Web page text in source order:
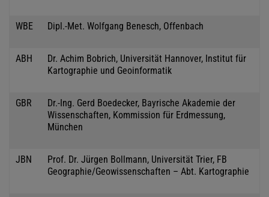
WBE Dipl.-Met. Wolfgang Benesch, Offenbach
ABH
Dr. Achim Bobrich, Universität Hannover, Institut für
Kartographie und Geoinformatik
GBR
Dr.-Ing. Gerd Boedecker, Bayrische Akademie der
Wissenschaften, Kommission für Erdmessung,
München
JBN
Prof. Dr. Jürgen Bollmann, Universität Trier, FB
Geographie/Geowissenschaften – Abt. Kartographie